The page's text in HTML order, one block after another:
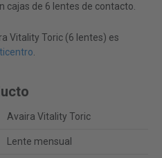
cajas de 6 lentes de contacto.
Vitality Toric (6 lentes) es
.
Avaira Vitality Toric
Lente mensual